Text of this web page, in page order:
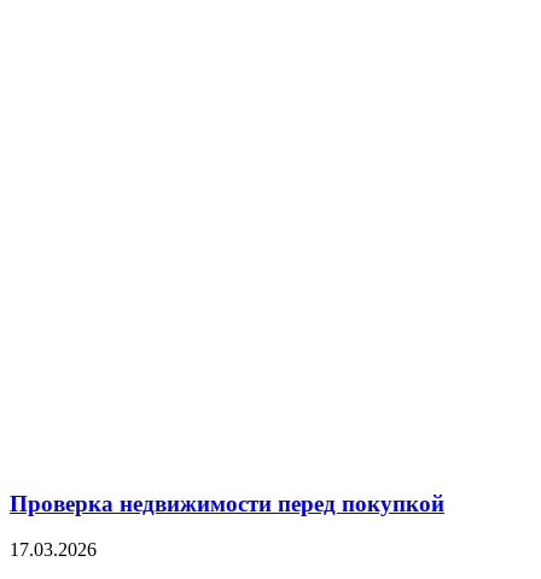
Проверка недвижимости перед покупкой
17.03.2026